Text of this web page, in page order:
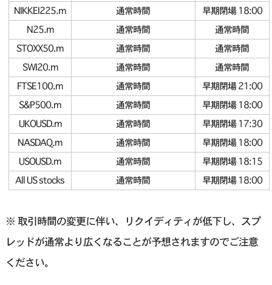
NIKKEI225.m
通常時間
早期閉場 18:00
N25.m
通常時間
通常時間
STOXX50.m
通常時間
通常時間
SWI20.m
通常時間
通常時間
FTSE100.m
通常時間
早期閉場 21:00
S&P500.m
通常時間
早期閉場 18:00
UKOUSD.m
通常時間
早期閉場 17:30
NASDAQ.m
通常時間
早期閉場 18:00
USOUSD.m
通常時間
早期閉場 18:15
All US stocks
通常時間 早期閉場 18:00
※ 取引時間の変更に伴い、リクイディティが低下し、スプ
レッドが通常より広くなることが予想されますのでご注意
ください。